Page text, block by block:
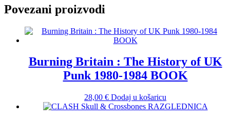
Povezani proizvodi
Burning Britain : The History of UK
Punk 1980-1984 BOOK
28,00 € Dodaj u košaricu